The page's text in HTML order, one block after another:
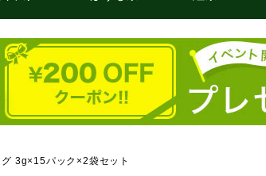
3g×15パック×2袋セット